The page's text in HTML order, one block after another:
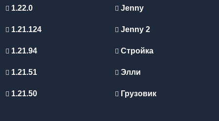
1.22.0
1.21.124
1.21.94
1.21.51
1.21.50
Jenny
Jenny 2
Стройка
Элли
Грузовик